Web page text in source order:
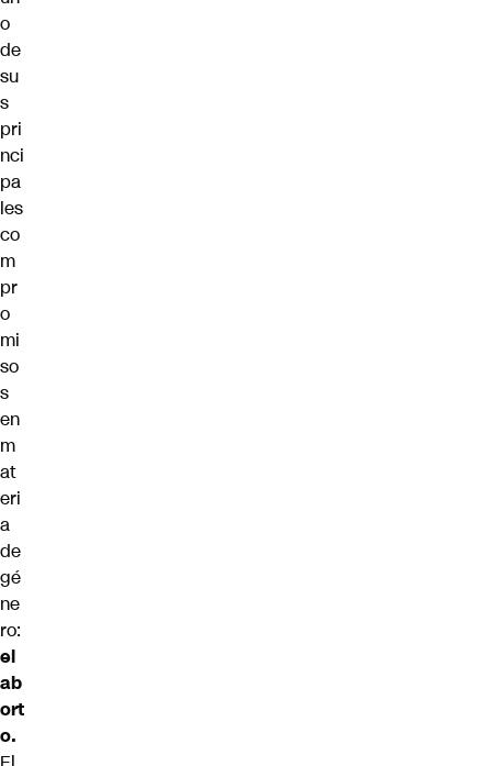
o
de
su
s
pri
nci
pa
les
co
m
pr
o
mi
so
s
en
m
at
eri
a
de
gé
ne
ro:
el
ab
ort
o.